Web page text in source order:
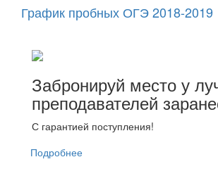
График пробных ОГЭ 2018-2019
Забронируй место у
преподавателей
С гарантией поступления!
Подробнее